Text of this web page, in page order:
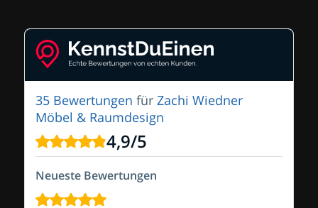
35 Bewertungen für Zachi Wiedner
Möbel & Raumdesign
4,9/5
Neueste Bewertungen